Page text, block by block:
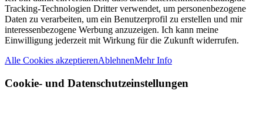
Tracking-Technologien Dritter verwendet, um personenbezogene
Daten zu verarbeiten, um ein Benutzerprofil zu erstellen und mir
interessenbezogene Werbung anzuzeigen. Ich kann meine
Einwilligung jederzeit mit Wirkung für die Zukunft widerrufen.
Alle Cookies akzeptierenAblehnenMehr Info
Cookie- und Datenschutzeinstellungen